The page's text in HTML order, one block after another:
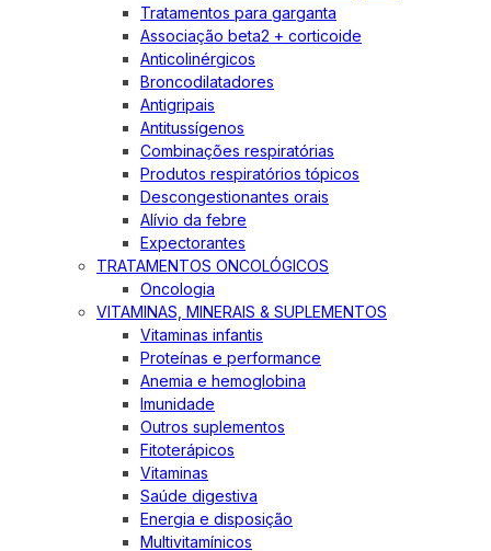
Tratamentos para garganta
Associação beta2 + corticoide
Anticolinérgicos
Broncodilatadores
Antigripais
Antitussígenos
Combinações respiratórias
Produtos respiratórios tópicos
Descongestionantes orais
Alívio da febre
Expectorantes
TRATAMENTOS ONCOLÓGICOS
Oncologia
VITAMINAS, MINERAIS & SUPLEMENTOS
Vitaminas infantis
Proteínas e performance
Anemia e hemoglobina
Imunidade
Outros suplementos
Fitoterápicos
Vitaminas
Saúde digestiva
Energia e disposição
Multivitamínicos